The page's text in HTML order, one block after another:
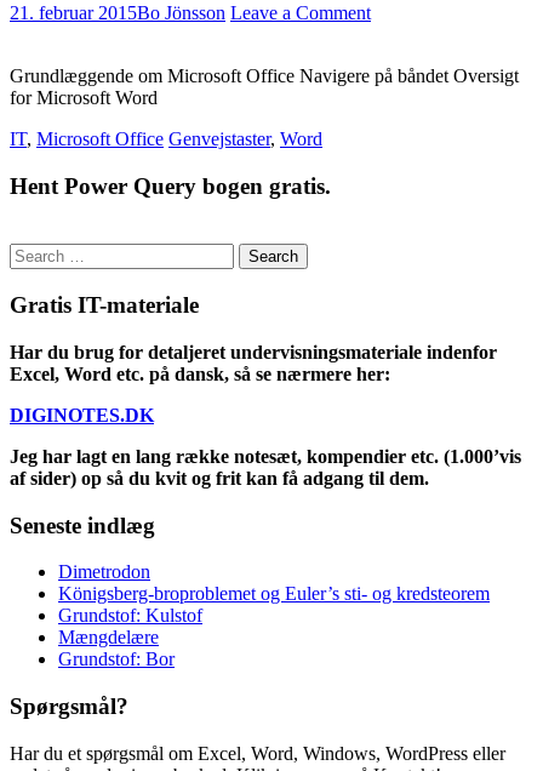
21. februar 2015Bo Jönsson Leave a Comment
Grundlæggende om Microsoft Office Navigere på båndet Oversigt
for Microsoft Word
IT, Microsoft Office Genvejstaster, Word
Hent Power Query bogen gratis.
Search
for:
Gratis IT-materiale
Har du brug for detaljeret undervisningsmateriale indenfor
Excel, Word etc. på dansk, så se nærmere her:
DIGINOTES.DK
Jeg har lagt en lang række notesæt, kompendier etc. (1.000’vis
af sider) op så du kvit og frit kan få adgang til dem.
Seneste indlæg
Dimetrodon
Königsberg-broproblemet og Euler’s sti- og kredsteorem
Grundstof: Kulstof
Mængdelære
Grundstof: Bor
Spørgsmål?
Har du et spørgsmål om Excel, Word, Windows, WordPress eller